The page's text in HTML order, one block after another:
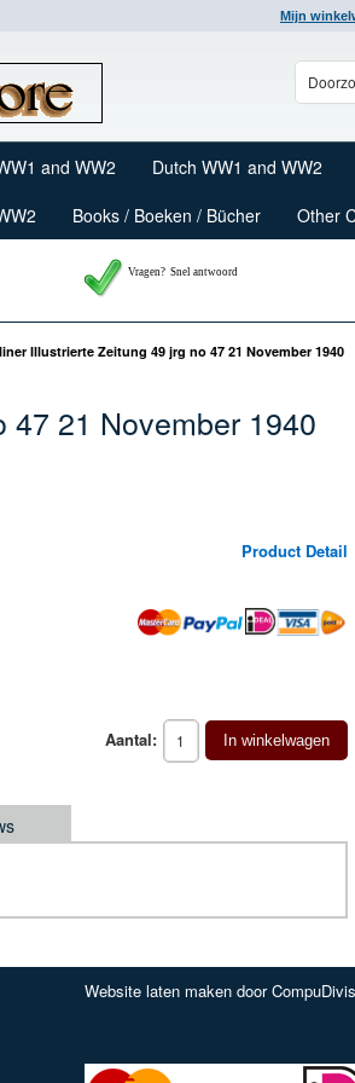
Mijn
and WW2
Dutch WW1 and WW2
Books / Boeken / Bücher Other
Vragen? Snel antwoord
Illustrierte Zeitung 49 jrg no 47 21 November 1940
21 November 1940
Product Detail
Aantal: In winkelwagen
Website laten maken door